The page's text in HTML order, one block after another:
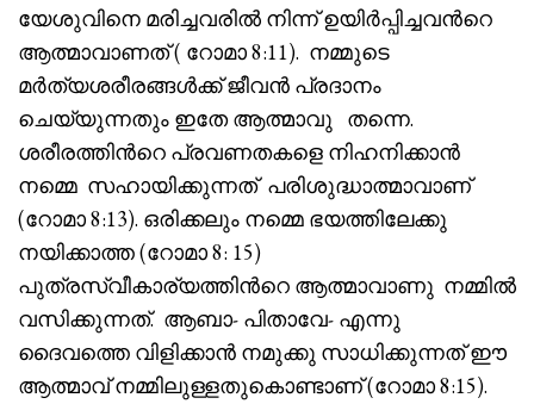
യേശുവിനെ മരിച്ചവരിൽ നിന്ന് ഉയിർപ്പിച്ചവൻറെ
ആത്മാവാണത് ( റോമാ 8:11). നമ്മുടെ
മർത്യശരീരങ്ങൾക്ക് ജീവൻ പ്രദാനം
ചെയ്യുന്നതും ഇതേ ആത്മാവു തന്നെ.
ശരീരത്തിൻറെ പ്രവണതകളെ നിഹനിക്കാൻ
നമ്മെ സഹായിക്കുന്നത് പരിശുദ്ധാത്മാവാണ്
(റോമാ 8:13). ഒരിക്കലും നമ്മെ ഭയത്തിലേക്കു
നയിക്കാത്ത (റോമാ 8: 15)
പുത്രസ്വീകാര്യത്തിൻറെ ആത്മാവാണു നമ്മിൽ
വസിക്കുന്നത്. ആബാ- പിതാവേ- എന്നു
ദൈവത്തെ വിളിക്കാൻ നമുക്കു സാധിക്കുന്നത് ഈ
ആത്മാവ് നമ്മിലുള്ളതുകൊണ്ടാണ് (റോമാ 8:15).